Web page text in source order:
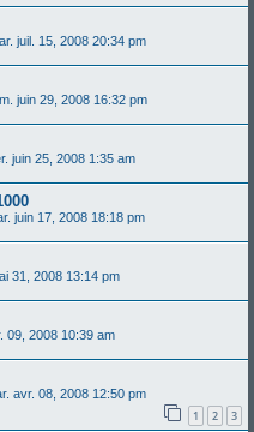
juil. 15, 2008 20:34 pm
juin 29, 2008 16:32 pm
juin 25, 2008 1:35 am
juin 17, 2008 18:18 pm
31, 2008 13:14 pm
09, 2008 10:39 am
avr. 08, 2008 12:50 pm
1 2 3